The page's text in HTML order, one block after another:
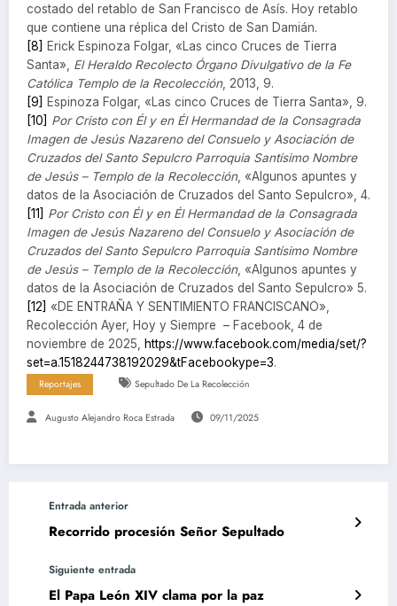
costado del retablo de San Francisco de Asís. Hoy retablo
que contiene una réplica del Cristo de San Damián.
[8] Erick Espinoza Folgar, «Las cinco Cruces de Tierra
Santa», El Heraldo Recolecto Órgano Divulgativo de la Fe
Católica Templo de la Recolección, 2013, 9.
[9] Espinoza Folgar, «Las cinco Cruces de Tierra Santa», 9.
[10] Por Cristo con Él y en Él Hermandad de la Consagrada
Imagen de Jesús Nazareno del Consuelo y Asociación de
Cruzados del Santo Sepulcro Parroquia Santísimo Nombre
de Jesús – Templo de la Recolección, «Algunos apuntes y
datos de la Asociación de Cruzados del Santo Sepulcro», 4.
[11] Por Cristo con Él y en Él Hermandad de la Consagrada
Imagen de Jesús Nazareno del Consuelo y Asociación de
Cruzados del Santo Sepulcro Parroquia Santísimo Nombre
de Jesús – Templo de la Recolección, «Algunos apuntes y
datos de la Asociación de Cruzados del Santo Sepulcro» 5.
[12] «DE ENTRAÑA Y SENTIMIENTO FRANCISCANO»,
Recolección Ayer, Hoy y Siempre – Facebook, 4 de
noviembre de 2025,
https://www.facebook.com/media/set/?
set=a.1518244738192029&tFacebookype=3.
Reportajes Sepultado De La Recolección
Augusto Alejandro Roca Estrada 09/11/2025
Entrada anterior
Recorrido procesión Señor Sepultado
Siguiente entrada
El Papa León XIV clama por la paz